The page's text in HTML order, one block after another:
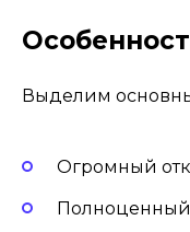
Выделим
Огромный
Полноценный